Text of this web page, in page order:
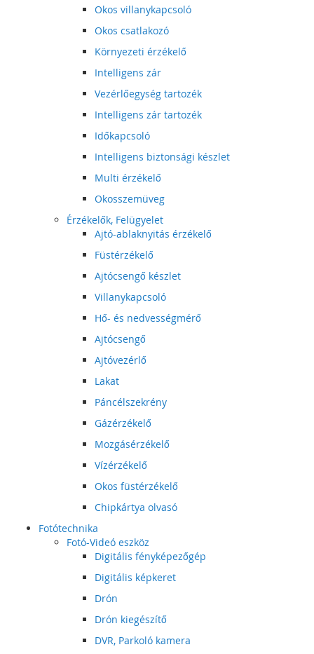
Okos villanykapcsoló
Okos csatlakozó
Környezeti érzékelő
Intelligens zár
Vezérlőegység tartozék
Intelligens zár tartozék
Időkapcsoló
Intelligens biztonsági készlet
Multi érzékelő
Okosszemüveg
Érzékelők, Felügyelet
Ajtó-ablaknyitás érzékelő
Füstérzékelő
Ajtócsengő készlet
Villanykapcsoló
Hő- és nedvességmérő
Ajtócsengő
Ajtóvezérlő
Lakat
Páncélszekrény
Gázérzékelő
Mozgásérzékelő
Vízérzékelő
Okos füstérzékelő
Chipkártya olvasó
Fotótechnika
Fotó-Videó eszköz
Digitális fényképezőgép
Digitális képkeret
Drón
Drón kiegészítő
DVR, Parkoló kamera